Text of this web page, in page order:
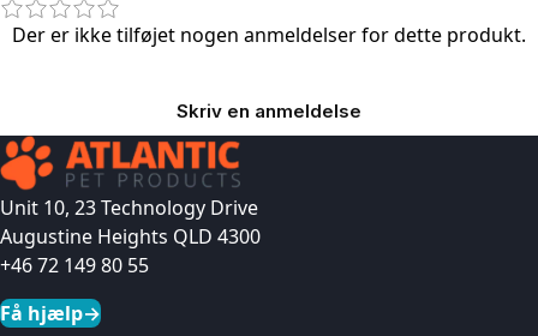
Der er ikke tilføjet nogen anmeldelser for dette produkt.
Skriv en anmeldelse
Unit 10, 23 Technology Drive
Augustine Heights QLD 4300
+46 72 149 80 55
Få hjælp→